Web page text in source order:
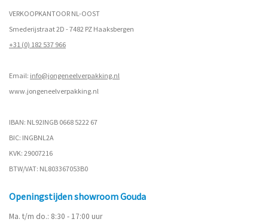
VERKOOPKANTOOR NL-OOST
Smederijstraat 2D - 7482 PZ Haaksbergen
+31 (0) 182 537 966
Email: info@jongeneelverpakking.nl
www.jongeneelverpakking.nl
IBAN: NL92INGB 0668 5222 67
BIC: INGBNL2A
KVK: 29007216
BTW/VAT: NL803367053B0
Openingstijden showroom Gouda
Ma. t/m do.: 8:30 - 17:00 uur